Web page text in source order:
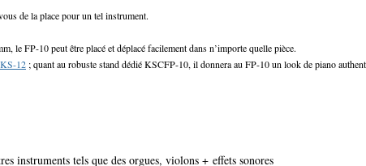
de la place pour un tel instrument.
le FP-10 peut être placé et déplacé facilement dans n’importe quelle pièce.
KS-12 ; quant au robuste stand dédié KSCFP-10, il donnera au FP-10 un look de piano
instruments tels que des orgues, violons + effets sonores